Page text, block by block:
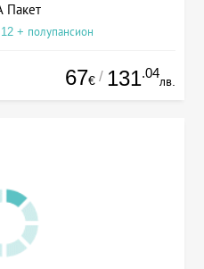
Пакет
+ полупансион
67€ / 131.04
лв.